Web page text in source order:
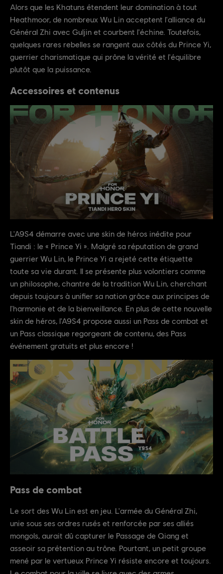
Alors que les Khatuns étendent leur domination à tout
Heathmoor, de nombreux Wu Lin acceptent l'alliance du
Général Zhi avec Guljin et courbent l'échine. Toutefois,
quelques rares rebelles se rangent aux côtés du Prince Yi,
guerrier charismatique qui prône la vérité et l'équilibre
plutôt que la puissance.
Accessoires et contenus
L'A9S4 démarre avec une skin de héros inédite pour
Tiandi : le « Prince Yi ». Malgré sa réputation de grand
guerrier Wu Lin, le Prince Yi a rejeté cette étiquette
toute sa vie durant. Il se présente plus volontiers comme
un philosophe, chantre de la tradition Wu Lin, cherchant
depuis toujours à unifier sa nation grâce aux principes de
l'harmonie et de la bienveillance. En plus de cette nouvelle
skin de héros, l'A9S4 propose aussi un Pass de combat et
un Pass classique regorgeant de contenu, des Pass
événement gratuits et plus encore !
Pass de combat
Le sort des Wu Lin est en jeu. L'armée du Général Zhi,
unie sous ses ordres rusés et renforcée par ses alliés
mongols, aurait dû capturer le Passage de Qiang et
asseoir sa prétention au trône. Pourtant, un petit groupe
mené par le vertueux Prince Yi résiste encore et toujours.